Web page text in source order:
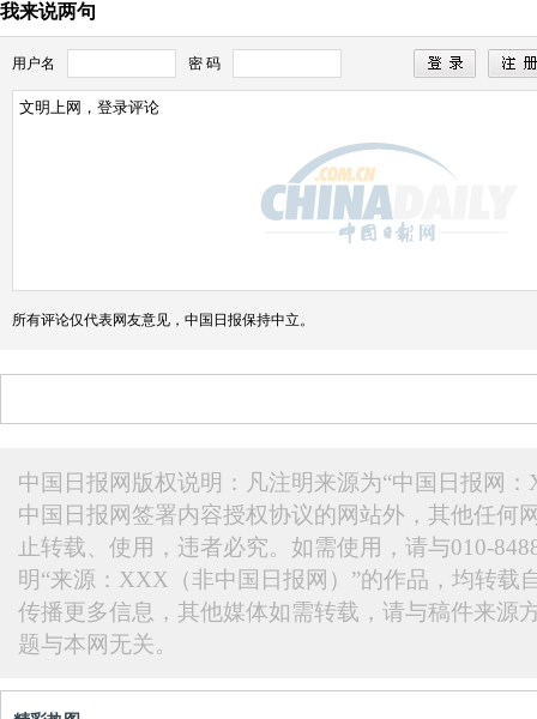
我来说两句
用户名 密 码
所有评论仅代表网友意见，中国日报保持中立。
中国日报网版权说明：凡注明来源为“中国日报网
中国日报网签署内容授权协议的网站外，其他任何
止转载、使用，违者必究。如需使用，请与010-
明“来源：XXX（非中国日报网）”的作品，均转载
传播更多信息，其他媒体如需转载，请与稿件来源
题与本网无关。